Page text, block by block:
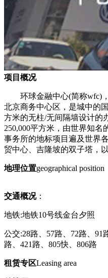
项目概况
环球金融中心(简称wfc)
北京商务中心区，是城中的
方米的无柱/无间隔墙设计的
250,000平方米，由世界知名
事务所的地标项目遍及世界
贸中心、吉隆坡的双子塔，
地理位置geographical position
交通概况：
地铁:地铁10号线金台夕照
公交:28路、57路、72路、91
路、421路、805快、806路
租赁专区Leasing area